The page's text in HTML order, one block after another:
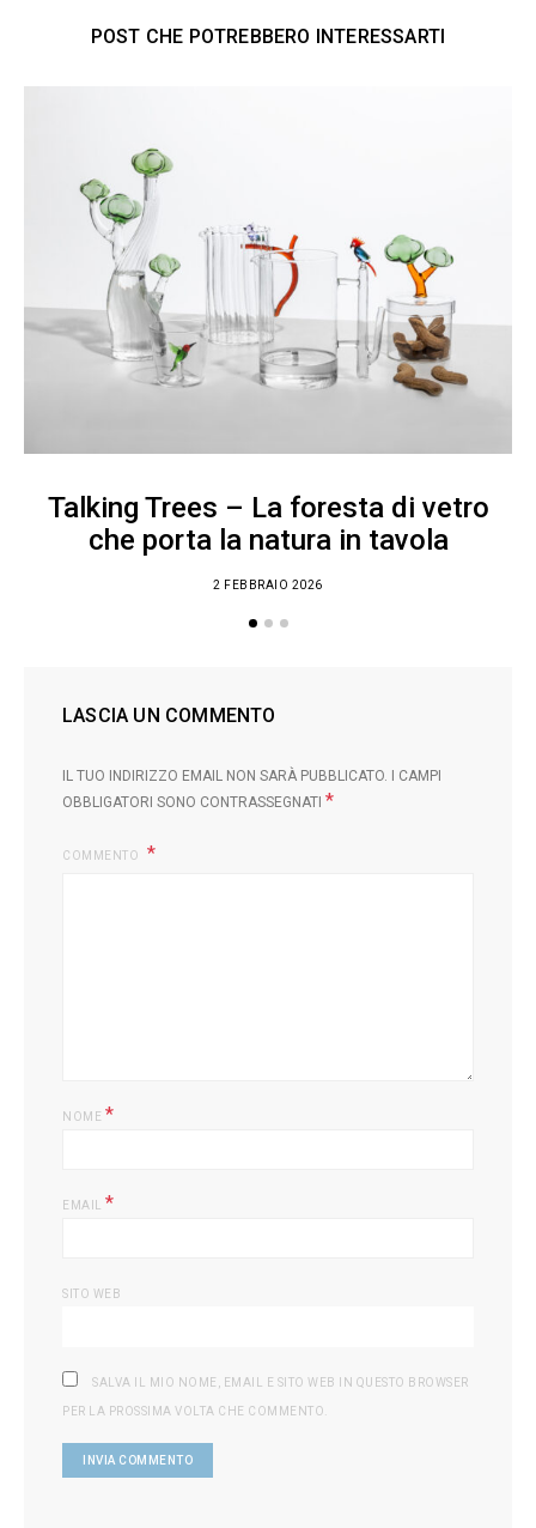
POST CHE POTREBBERO INTERESSARTI
Talking Trees – La foresta di vetro
che porta la natura in tavola
2 FEBBRAIO 2026
LASCIA UN COMMENTO
IL TUO INDIRIZZO EMAIL NON SARÀ PUBBLICATO.
I CAMPI
OBBLIGATORI SONO CONTRASSEGNATI *
COMMENTO
NOME *
EMAIL *
SITO WEB
SALVA IL MIO NOME, EMAIL E SITO WEB IN QUESTO BROWSER
PER LA PROSSIMA VOLTA CHE COMMENTO.